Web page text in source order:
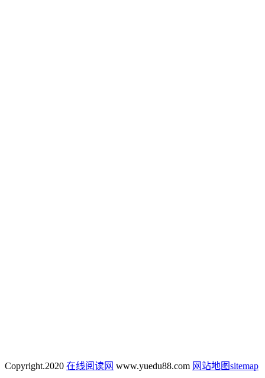
Copyright.2020 在线阅读网 www.yuedu88.com 网站地图sitemap